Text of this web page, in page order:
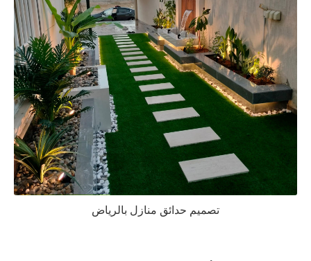
تصميم حدائق منازل بالرياض